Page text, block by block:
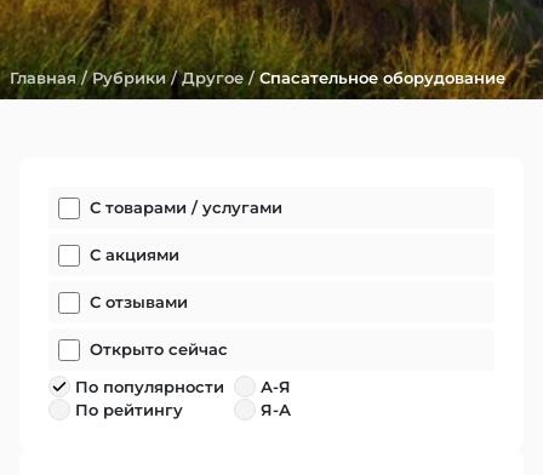
Главная/Рубрики/Другое /Спасательное оборудование
С товарами / услугами
С акциями
С отзывами
Открыто сейчас
По популярности
По рейтингу
А-Я
Я-А